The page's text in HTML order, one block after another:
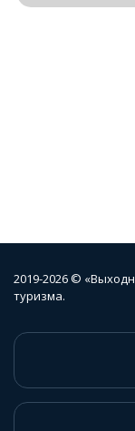
2019-2026 ©
туризма.